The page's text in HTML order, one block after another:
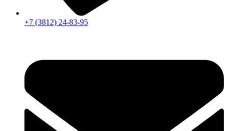
+7 (3812) 24-83-95